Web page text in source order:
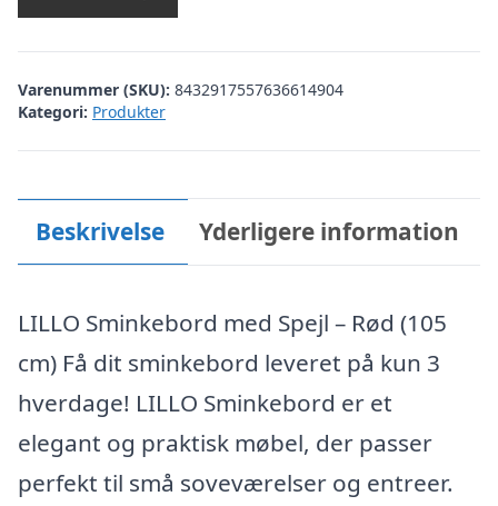
Varenummer (SKU): 8432917557636614904
Kategori: Produkter
Beskrivelse Yderligere information
LILLO Sminkebord med Spejl – Rød (105
cm) Få dit sminkebord leveret på kun 3
hverdage! LILLO Sminkebord er et
elegant og praktisk møbel, der passer
perfekt til små soveværelser og entreer.